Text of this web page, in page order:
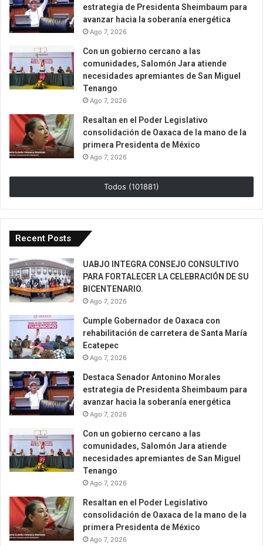
estrategia de Presidenta Sheimbaum para
avanzar hacia la soberanía energética
Ago 7, 2026
Con un gobierno cercano a las
comunidades, Salomón Jara atiende
necesidades apremiantes de San Miguel
Tenango
Ago 7, 2026
Resaltan en el Poder Legislativo
consolidación de Oaxaca de la mano de la
primera Presidenta de México
Ago 7, 2026
Todos (101881)
Recent Posts
UABJO INTEGRA CONSEJO CONSULTIVO
PARA FORTALECER LA CELEBRACIÓN DE SU
BICENTENARIO.
Ago 7, 2026
Cumple Gobernador de Oaxaca con
rehabilitación de carretera de Santa María
Ecatepec
Ago 7, 2026
Destaca Senador Antonino Morales
estrategia de Presidenta Sheimbaum para
avanzar hacia la soberanía energética
Ago 7, 2026
Con un gobierno cercano a las
comunidades, Salomón Jara atiende
necesidades apremiantes de San Miguel
Tenango
Ago 7, 2026
Resaltan en el Poder Legislativo
consolidación de Oaxaca de la mano de la
primera Presidenta de México
Ago 7, 2026